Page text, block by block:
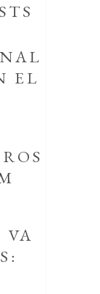
EL